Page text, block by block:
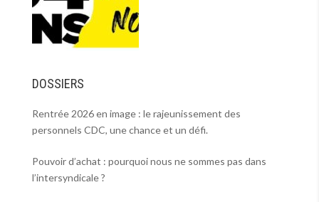
DOSSIERS
Rentrée 2026 en image : le rajeunissement des
personnels CDC, une chance et un défi.
Pouvoir d’achat : pourquoi nous ne sommes pas dans
l’intersyndicale ?